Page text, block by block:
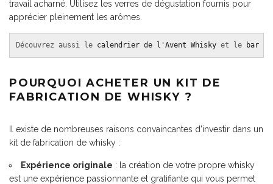
travail acharné. Utilisez les verres de dégustation fournis pour
apprécier pleinement les arômes.
Découvrez aussi le calendrier de l'Avent Whisky et le bar
POURQUOI ACHETER UN KIT DE
FABRICATION DE WHISKY ?
Il existe de nombreuses raisons convaincantes d’investir dans un
kit de fabrication de whisky :
Expérience originale : la création de votre propre whisky
est une expérience passionnante et gratifiante qui vous permet